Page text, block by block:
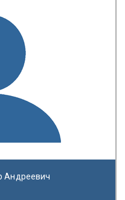
Андреевич